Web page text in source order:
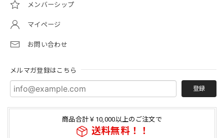
メンバーシップ
マイページ
お問い合わせ
メルマガ登録はこちら
登録
商品合計￥10,000以上のご注文で
送料無料！！